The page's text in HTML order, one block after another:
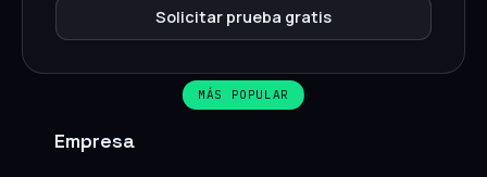
Solicitar prueba gratis
MÁS POPULAR
Empresa